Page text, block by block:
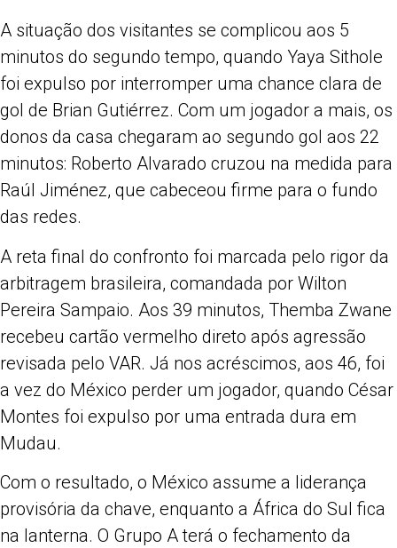
A situação dos visitantes se complicou aos 5
minutos do segundo tempo, quando Yaya Sithole
foi expulso por interromper uma chance clara de
gol de Brian Gutiérrez. Com um jogador a mais, os
donos da casa chegaram ao segundo gol aos 22
minutos: Roberto Alvarado cruzou na medida para
Raúl Jiménez, que cabeceou firme para o fundo
das redes.
A reta final do confronto foi marcada pelo rigor da
arbitragem brasileira, comandada por Wilton
Pereira Sampaio. Aos 39 minutos, Themba Zwane
recebeu cartão vermelho direto após agressão
revisada pelo VAR. Já nos acréscimos, aos 46, foi
a vez do México perder um jogador, quando César
Montes foi expulso por uma entrada dura em
Mudau.
Com o resultado, o México assume a liderança
provisória da chave, enquanto a África do Sul fica
na lanterna. O Grupo A terá o fechamento da